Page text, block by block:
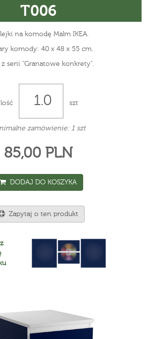
T006
na komodę Malm IKEA.
komody: 40 x 48 x 55 cm.
z serii "Granatowe konkrety".
szt
zamówienie: 1 szt
85,00 PLN
DODAJ DO KOSZYKA
Zapytaj o ten produkt